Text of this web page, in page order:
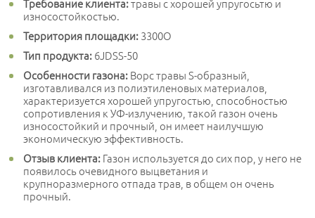
Требование клиента:травы с хорошей упругосьтю и
износостойкостью.
Территория площадки: 3300O
Тип продукта: 6JDSS-50
Особенности газона: Ворс травы S-образный,
изготавливался из полиэтиленовых материалов,
характеризуется хорошей упругостью, способностью
сопротивления к УФ-излучению, такой газон очень
износостойкий и прочный, он имеет наилучшую
экономическую эффективность.
Отзыв клиента: Газон используется до сих пор, у него не
появилось очевидного выцветания и
крупноразмерного отпада трав, в общем он очень
прочный.